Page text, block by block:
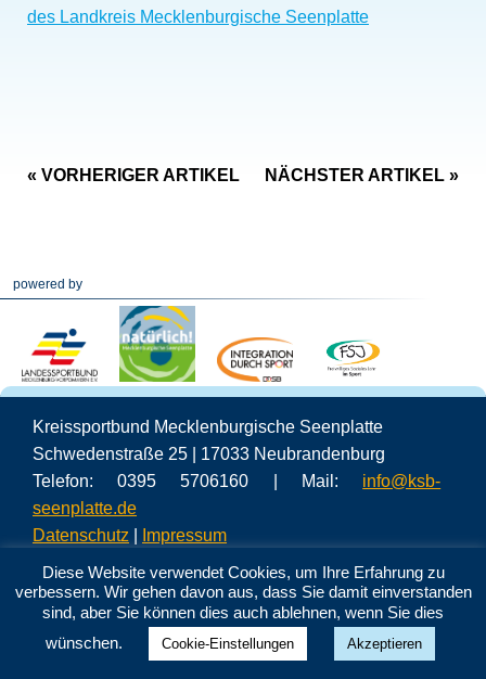
des Landkreis Mecklenburgische Seenplatte
NÄCHSTER ARTIKEL »
« VORHERIGER ARTIKEL
powered by
Kreissportbund Mecklenburgische Seenplatte
Schwedenstraße 25 | 17033 Neubrandenburg
Telefon: 0395 5706160 | Mail: info@ksb-
seenplatte.de
Datenschutz
Impressum
Diese Website verwendet Cookies, um Ihre Erfahrung zu
verbessern. Wir gehen davon aus, dass Sie damit einverstanden
sind, aber Sie können dies auch ablehnen, wenn Sie dies
wünschen.
Cookie-Einstellungen Akzeptieren